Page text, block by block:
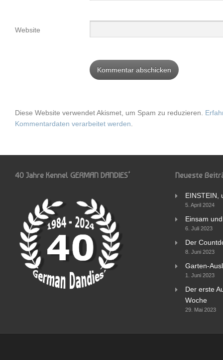
Website
Diese Website verwendet Akismet, um Spam zu reduzieren.
Kommentardaten verarbeitet werden
40 Jahre Kennel GERMAN DANDIES‘ Neueste
EINSTEIN,
5. April 2024
Einsam
6. Juli 2023
Der
8. Juni 2023
Garten-
1. Juni 2023
Der erste
Woche
29. Mai 2023